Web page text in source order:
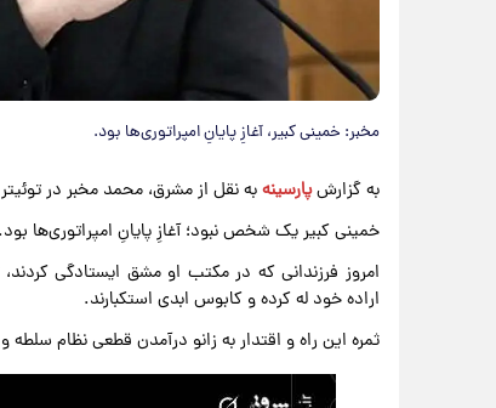
مخبر: خمینی کبیر، آغازِ پایانِ امپراتوری‌ها بود.
به گزارشپارسینهبه نقل از مشرق، محمد مخبر در
خمینی کبیر یک شخص نبود؛ آغازِ پایانِ امپراتوری‌ها بود.
امروز فرزندانی که در مکتب او مشق ایستادگی
اراده خود له کرده‌ و کابوس ابدی استکبارند.
ثمره‌ این راه و اقتدار به زانو درآمدن قطعی نظام